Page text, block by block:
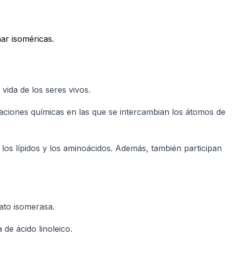
isoméricas.
de los seres vivos.
químicas en las que se intercambian los átomos de
lípidos y los aminoácidos. Además, también participan
isomerasa.
ácido linoleico.